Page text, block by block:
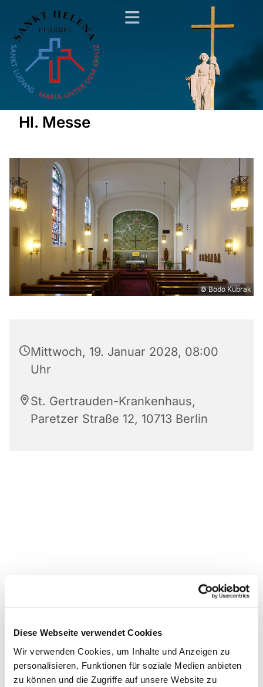
Diese Webseite verwendet Cookies
Wir verwenden Cookies, um Inhalte und Anzeigen zu
personalisieren, Funktionen für soziale Medien anbieten
zu können und die Zugriffe auf unsere Website zu
Hl. Messe
© Bodo Kubrak
Mittwoch, 19. Januar 2028, 08:00
Uhr
St. Gertrauden-Krankenhaus,
Paretzer Straße 12, 10713 Berlin